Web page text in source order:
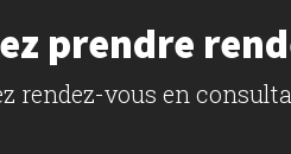
prendre
rendez-vous en